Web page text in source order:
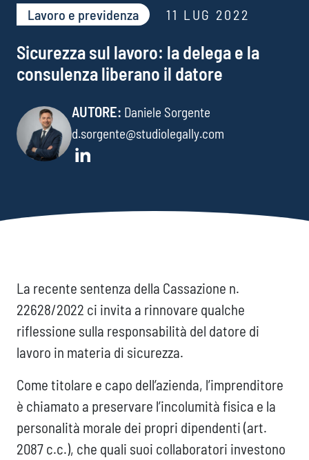
Lavoro e previdenza​ 11 LUG 2022
Sicurezza sul lavoro: la delega e la
consulenza liberano il datore
AUTORE: Daniele Sorgente
d.sorgente@studiolegally.com
La recente sentenza della Cassazione n.
22628/2022 ci invita a rinnovare qualche
riflessione sulla responsabilità del datore di
lavoro in materia di sicurezza.
Come titolare e capo dell’azienda, l’imprenditore
è chiamato a preservare l’incolumità fisica e la
personalità morale dei propri dipendenti (art.
2087 c.c.), che quali suoi collaboratori investono